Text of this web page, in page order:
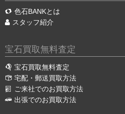
色石BANKとは
スタッフ紹介
宝石買取無料査定
宝石買取無料査定
宅配・郵送買取方法
ご来社でのお買取方法
出張でのお買取方法